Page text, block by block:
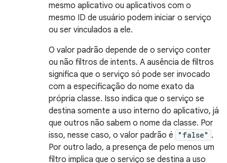
mesmo aplicativo ou aplicativos com o
mesmo ID de usuário podem iniciar o serviço
ou ser vinculados a ele.
O valor padrão depende de o serviço conter
ou não filtros de intents. A ausência de filtros
significa que o serviço só pode ser invocado
com a especificação do nome exato da
própria classe. Isso indica que o serviço se
destina somente a uso interno do aplicativo, já
que outros não sabem o nome da classe. Por
isso, nesse caso, o valor padrão é
"false" .
Por outro lado, a presença de pelo menos um
filtro implica que o serviço se destina a uso